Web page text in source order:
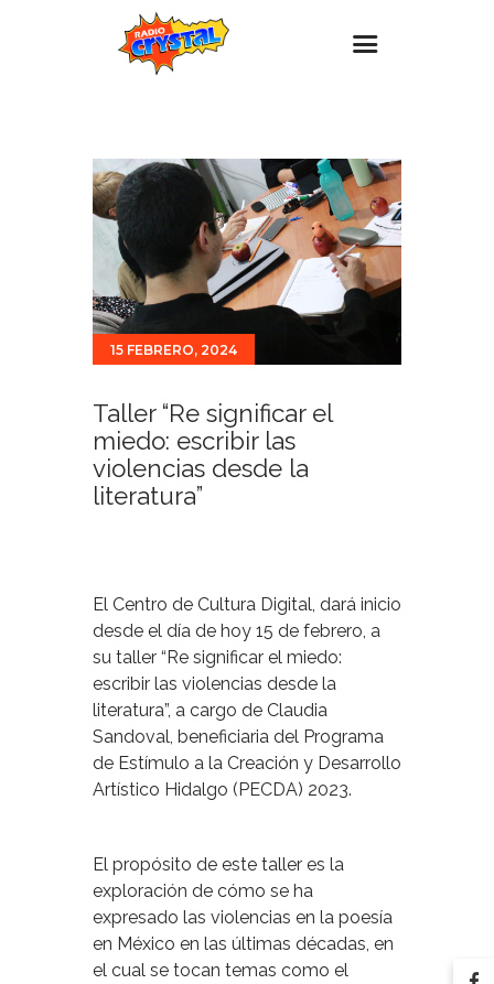
Estaciones
Eventos
Promociones
Noticias
Para ti
Contacto
15 FEBRERO, 2024
Taller “Re significar el
miedo: escribir las
violencias desde la
literatura”
El Centro de Cultura Digital, dará inicio
desde el día de hoy 15 de febrero, a
su taller “Re significar el miedo:
escribir las violencias desde la
literatura”, a cargo de Claudia
Sandoval, beneficiaria del Programa
de Estímulo a la Creación y Desarrollo
Artístico Hidalgo (PECDA) 2023.
El propósito de este taller es la
exploración de cómo se ha
expresado las violencias en la poesía
en México en las últimas décadas, en
el cual se tocan temas como el